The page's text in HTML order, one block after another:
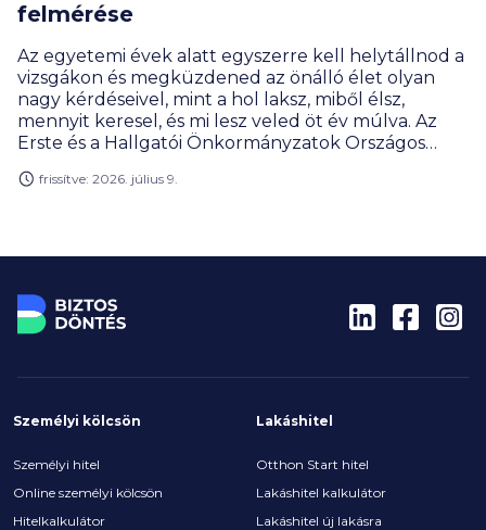
felmérése
Az egyetemi évek alatt egyszerre kell helytállnod a
vizsgákon és megküzdened az önálló élet olyan
nagy kérdéseivel, mint a hol laksz, miből élsz,
mennyit keresel, és mi lesz veled öt év múlva. Az
Erste és a Hallgatói Önkormányzatok Országos
felsőoktatásban tanuló fiatal bevonásával készült
ugyanis mindössze minden harmadik hallgató
meglepően bizakodó: tízből közel nyolcan arra
számítanak, hogy öt éven belül javul a pénzügyi
helyzetük.
frissítve: 2026. július 9.
Személyi kölcsön
Személyi hitel
Online személyi kölcsön
Hitelkalkulátor
Lakáshitel
Otthon Start hitel
Lakáshitel kalkulátor
Lakáshitel új lakásra